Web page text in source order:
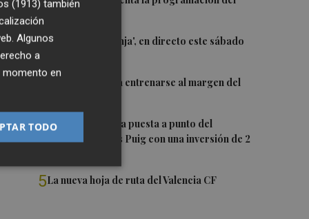
2El 'Trofeu Taronja', en directo este sábado
Almeida vuelve a entrenarse al margen del
4València ultima la puesta a punto del
Velódromo Lluís Puig con una inversión de 2
5La nueva hoja de ruta del Valencia CF
(1913) también
Algunos
a
momento en
TODO